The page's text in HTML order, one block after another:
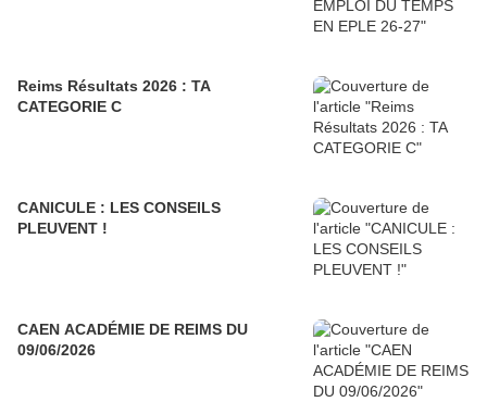
Reims Résultats 2026 : TA
CATEGORIE C
CANICULE : LES CONSEILS
PLEUVENT !
CAEN ACADÉMIE DE REIMS DU
09/06/2026